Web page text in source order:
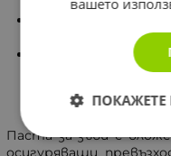
Цинков лаκтат
поддържането на
предотвратяване
върху зъбите.
Паста за зъби с
осигуряващи
вашето